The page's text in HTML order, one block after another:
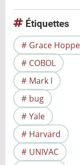
Étiquettes
Grace
COBOL
Mark I
bug
Yale
Harvard
UNIVAC